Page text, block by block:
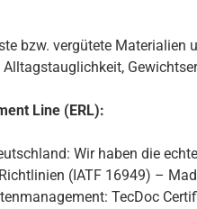
bzw. vergütete
Line (ERL):
Wir haben die
(IATF 16949) –
TecDoc